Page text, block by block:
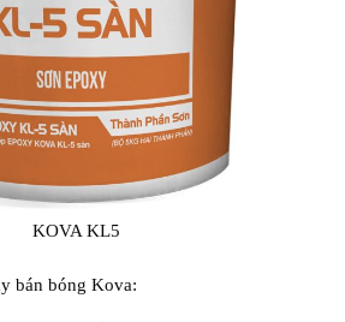
KOVA KL5
bán bóng Kova: